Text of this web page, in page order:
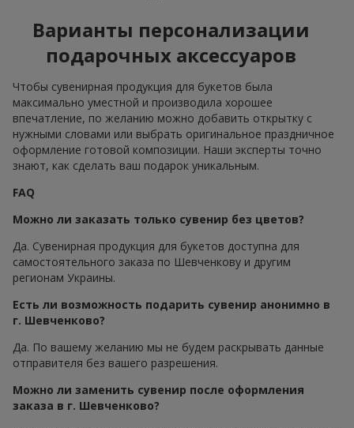
Варианты персонализации
подарочных аксессуаров
Чтобы сувенирная продукция для букетов была
максимально уместной и производила хорошее
впечатление, по желанию можно добавить открытку с
нужными словами или выбрать оригинальное праздничное
оформление готовой композиции. Наши эксперты точно
знают, как сделать ваш подарок уникальным.
FAQ
Можно ли заказать только сувенир без цветов?
Да. Сувенирная продукция для букетов доступна для
самостоятельного заказа по Шевченкову и другим
регионам Украины.
Есть ли возможность подарить сувенир анонимно в
г. Шевченково?
Да. По вашему желанию мы не будем раскрывать данные
отправителя без вашего разрешения.
Можно ли заменить сувенир после оформления
заказа в г. Шевченково?